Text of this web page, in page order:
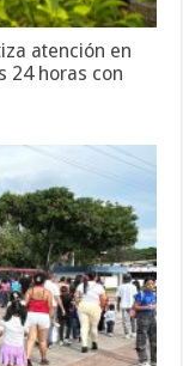
atención en
24 horas con